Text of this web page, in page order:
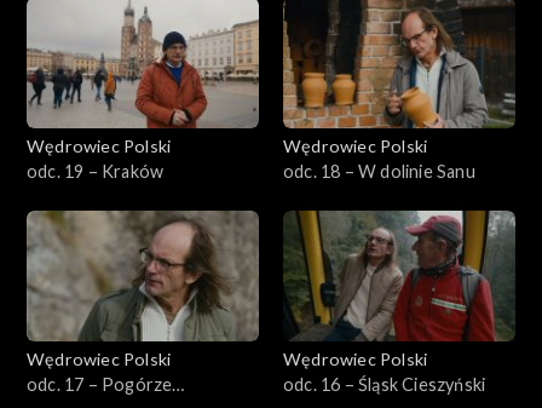
Wędrowiec Polski
odc. 19 – Kraków
Wędrowiec Polski
odc. 18 – W dolinie Sanu
Wędrowiec Polski
odc. 17 – Pogórze
Wędrowiec Polski
odc. 16 – Śląsk Cieszyński